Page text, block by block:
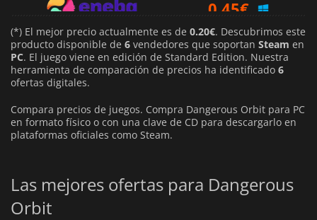
0.43€
(*) El mejor precio actualmente es de 0.20€. Descubrimos este
producto disponible de 6 vendedores que soportan Steam en
PC. El juego viene en edición de Standard Edition. Nuestra
herramienta de comparación de precios ha identificado 6
ofertas digitales.
Compara precios de juegos. Compra Dangerous Orbit para PC
en formato físico o con una clave de CD para descargarlo en
plataformas oficiales como Steam.
Las mejores ofertas para Dangerous
Orbit